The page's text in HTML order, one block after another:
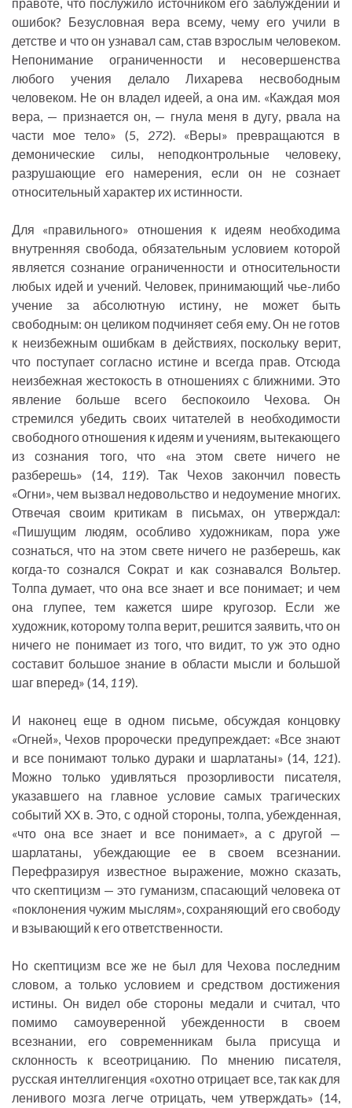
ошибок? Безусловная вера всему, чему его учили в
детстве и что он узнавал сам, став взрослым человеком.
Непонимание ограниченности и несовершенства
любого учения делало Лихарева несвободным
человеком. Не он владел идеей, а она им. «Каждая моя
вера, — признается он, — гнула меня в дугу, рвала на
части мое тело» (5, 272). «Веры» превращаются в
демонические силы, неподконтрольные человеку,
разрушающие его намерения, если он не сознает
относительный характер их истинности.
Для «правильного» отношения к идеям необходима
внутренняя свобода, обязательным условием которой
является сознание ограниченности и относительности
любых идей и учений. Человек, принимающий чье-либо
учение за абсолютную истину, не может быть
свободным: он целиком подчиняет себя ему. Он не готов
к неизбежным ошибкам в действиях, поскольку верит,
что поступает согласно истине и всегда прав. Отсюда
неизбежная жестокость в отношениях с ближними. Это
явление больше всего беспокоило Чехова. Он
стремился убедить своих читателей в необходимости
свободного отношения к идеям и учениям, вытекающего
из сознания того, что «на этом свете ничего не
разберешь» (14, 119). Так Чехов закончил повесть
«Огни», чем вызвал недовольство и недоумение многих.
Отвечая своим критикам в письмах, он утверждал:
«Пишущим людям, особливо художникам, пора уже
сознаться, что на этом свете ничего не разберешь, как
когда-то сознался Сократ и как сознавался Вольтер.
Толпа думает, что она все знает и все понимает; и чем
она глупее, тем кажется шире кругозор. Если же
художник, которому толпа верит, решится заявить, что он
ничего не понимает из того, что видит, то уж это одно
составит большое знание в области мысли и большой
шаг вперед» (14, 119).
И наконец еще в одном письме, обсуждая концовку
«Огней», Чехов пророчески предупреждает: «Все знают
и все понимают только дураки и шарлатаны» (14, 121).
Можно только удивляться прозорливости писателя,
указавшего на главное условие самых трагических
событий XX в. Это, с одной стороны, толпа, убежденная,
«что она все знает и все понимает», а с другой —
шарлатаны, убеждающие ее в своем всезнании.
Перефразируя известное выражение, можно сказать,
что скептицизм — это гуманизм, спасающий человека от
«поклонения чужим мыслям», сохраняющий его свободу
и взывающий к его ответственности.
Но скептицизм все же не был для Чехова последним
словом, а только условием и средством достижения
истины. Он видел обе стороны медали и считал, что
помимо самоуверенной убежденности в своем
всезнании, его современникам была присуща и
склонность к всеотрицанию. По мнению писателя,
русская интеллигенция «охотно отрицает все, так как для
ленивого мозга легче отрицать, чем утверждать» (14,